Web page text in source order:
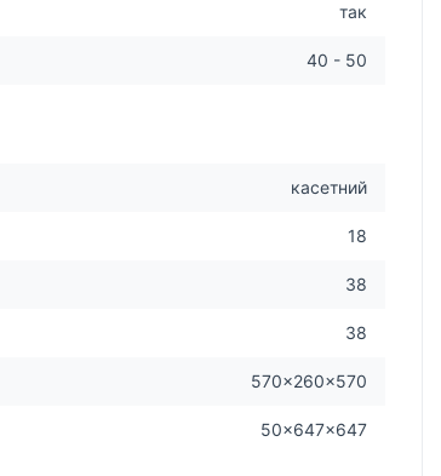
так
40 - 50
касетний
18
38
38
570×260×570
50x647x647